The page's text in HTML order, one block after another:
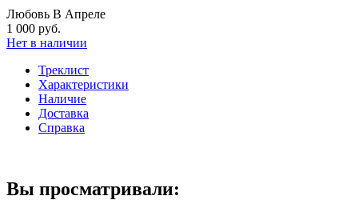
Любовь В Апреле
1 000 руб.
Нет в наличии
Треклист
Характеристики
Наличие
Доставка
Справка
Вы просматривали: